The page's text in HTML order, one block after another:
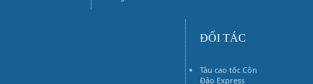
ĐỐI TÁC
Tàu cao tốc Côn
Đảo Express